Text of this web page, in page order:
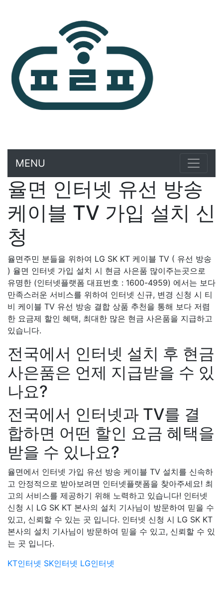
MENU
율면 인터넷 유선 방송
케이블 TV 가입 설치 신
청
율면주민 분들을 위하여 LG SK KT 케이블 TV ( 유선 방송
) 율면 인터넷 가입 설치 시 현금 사은품 많이주는곳으로
유명한 (인터넷플랫폼 대표번호 : 1600-4959) 에서는 보다
만족스러운 서비스를 위하여 인터넷 신규, 변경 신청 시 티
비 케이블 TV 유선 방송 결합 상품 추천을 통해 보다 저렴
한 요금제 할인 혜택, 최대한 많은 현금 사은품을 지급하고
있습니다.
전국에서 인터넷 설치 후 현금
사은품은 언제 지급받을 수 있
나요?
전국에서 인터넷과 TV를 결
합하면 어떤 할인 요금 혜택을
받을 수 있나요?
율면에서 인터넷 가입 유선 방송 케이블 TV 설치를 신속하
고 안정적으로 받아보려면 인터넷플랫폼을 찾아주세요! 최
고의 서비스를 제공하기 위해 노력하고 있습니다! 인터넷
신청 시 LG SK KT 본사의 설치 기사님이 방문하여 믿을 수
있고, 신뢰할 수 있는 곳 입니다. 인터넷 신청 시 LG SK KT
본사의 설치 기사님이 방문하여 믿을 수 있고, 신뢰할 수 있
는 곳 입니다.
KT인터넷 SK인터넷 LG인터넷